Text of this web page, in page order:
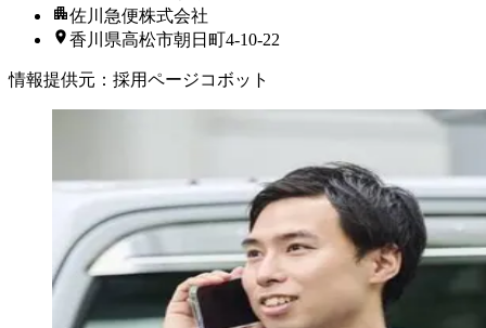
佐川急便株式会社
香川県高松市朝日町4-10-22
情報提供元 ： 採用ページコボット